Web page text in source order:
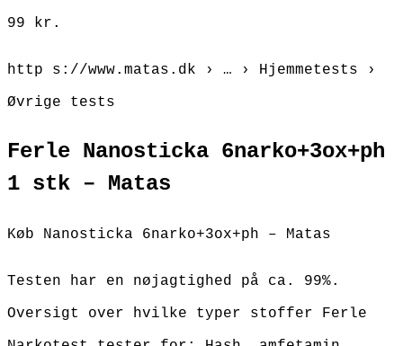
99 kr.
http s://www.matas.dk › … › Hjemmetests ›
Øvrige tests
Ferle Nanosticka 6narko+3ox+ph
1 stk – Matas
Køb Nanosticka 6narko+3ox+ph – Matas
Testen har en nøjagtighed på ca. 99%.
Oversigt over hvilke typer stoffer Ferle